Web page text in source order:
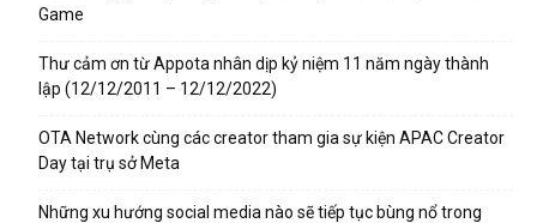
Game
Thư cảm ơn từ Appota nhân dịp kỷ niệm 11 năm ngày thành
lập (12/12/2011 – 12/12/2022)
OTA Network cùng các creator tham gia sự kiện APAC Creator
Day tại trụ sở Meta
Những xu hướng social media nào sẽ tiếp tục bùng nổ trong